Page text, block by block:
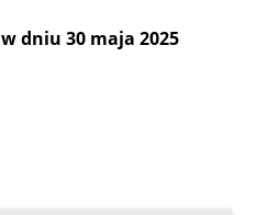
w dniu 30 maja 2025